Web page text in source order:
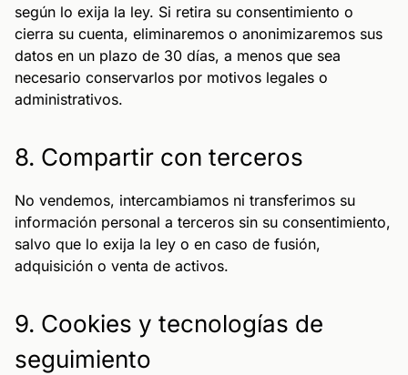
según lo exija la ley. Si retira su consentimiento o
cierra su cuenta, eliminaremos o anonimizaremos sus
datos en un plazo de 30 días, a menos que sea
necesario conservarlos por motivos legales o
administrativos.
8. Compartir con terceros
No vendemos, intercambiamos ni transferimos su
información personal a terceros sin su consentimiento,
salvo que lo exija la ley o en caso de fusión,
adquisición o venta de activos.
9. Cookies y tecnologías de
seguimiento